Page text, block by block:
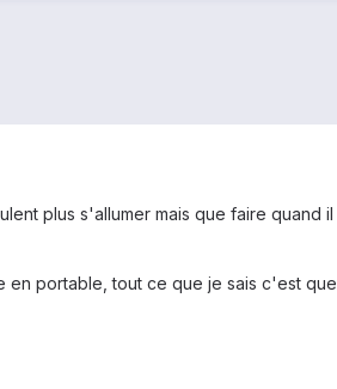
plus s'allumer mais que faire
en portable, tout ce que je sais c'est